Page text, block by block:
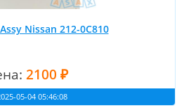
Nissan 212-0C810
2100 ₽
05-04 05:46:08